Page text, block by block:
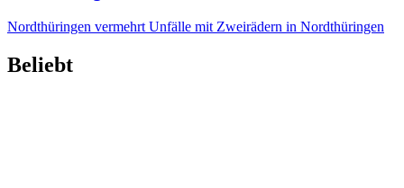
Nordthüringen vermehrt Unfälle mit Zweirädern in Nordthüringen
Beliebt